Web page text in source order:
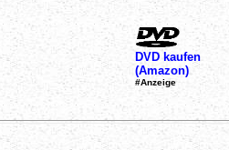
DVD kaufen
(Amazon)
#Anzeige